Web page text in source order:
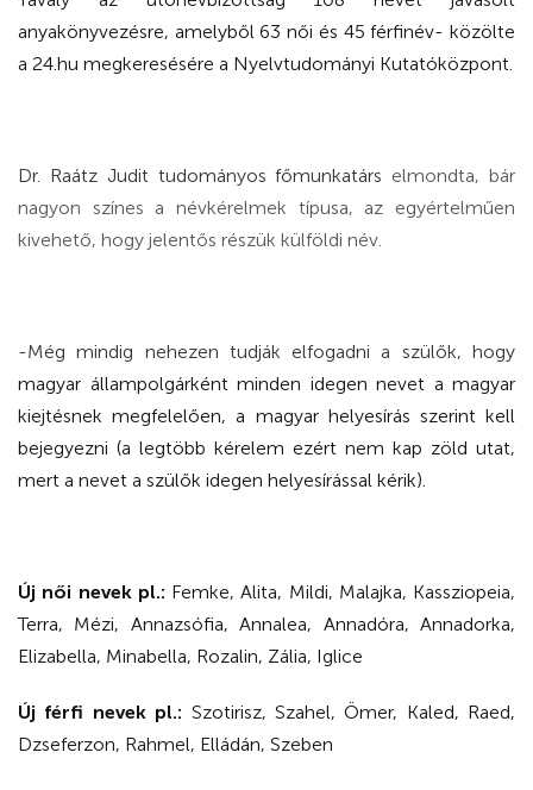
anyakönyvezésre, amelyből 63 női és 45 férfinév- közölte
a 24.hu megkeresésére a Nyelvtudományi Kutatóközpont.
Dr. Raátz Judit tudományos főmunkatárs elmondta, bár
nagyon színes a névkérelmek típusa, az egyértelműen
kivehető, hogy jelentős részük külföldi név.
-Még mindig nehezen tudják elfogadni a szülők, hogy
magyar állampolgárként minden idegen nevet a magyar
kiejtésnek megfelelően, a magyar helyesírás szerint kell
bejegyezni (a legtöbb kérelem ezért nem kap zöld utat,
mert a nevet a szülők idegen helyesírással kérik).
Új női nevek pl.: Femke, Alita, Mildi, Malajka, Kassziopeia,
Terra, Mézi, Annazsófia, Annalea, Annadóra, Annadorka,
Elizabella, Minabella, Rozalin, Zália, Iglice
Új férfi nevek pl.: Szotirisz, Szahel, Ömer, Kaled, Raed,
Dzseferzon, Rahmel, Elládán, Szeben